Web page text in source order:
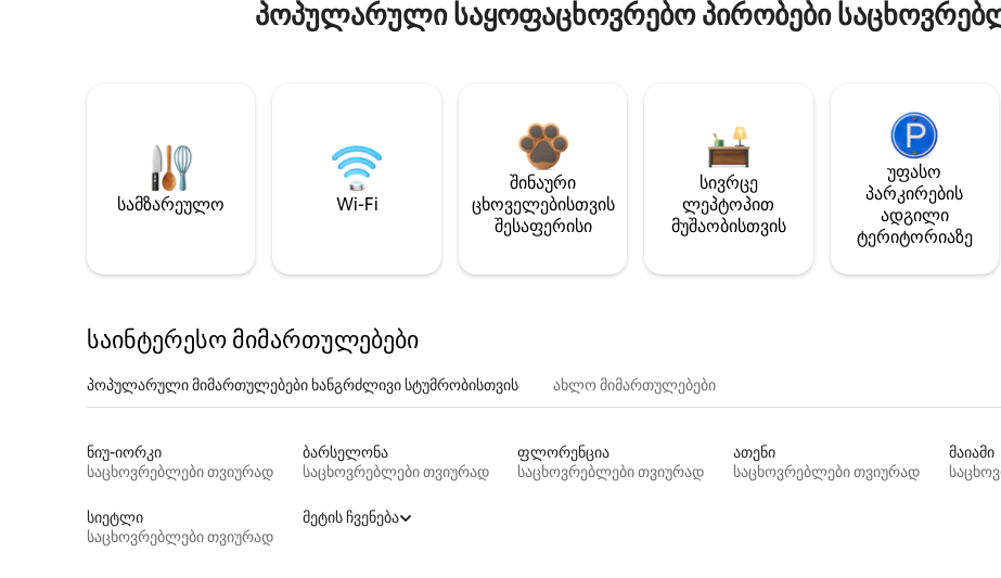
პოპულარული საყოფაცხოვრებო პირობები
სამზარეულო Wi-Fi
შინაური
ცხოველებისთვის
შესაფერისი
სივრცე
ლეპტოპით
მუშაობისთვის
უფასო
პარკირების
ადგილი
ტერიტორიაზე
საინტერესო მიმართულებები
პოპულარული მიმართულებები ხანგრძლივი სტუმრობისთვის ახლო მიმართულებები
ნიუ-იორკი
საცხოვრებლები თვიურად
ბარსელონა
საცხოვრებლები თვიურად
ფლორენცია
საცხოვრებლები თვიურად
ათენი
საცხოვრებლები თვიურად
მაიამი
სიეტლი
საცხოვრებლები თვიურად
მეტის ჩვენება